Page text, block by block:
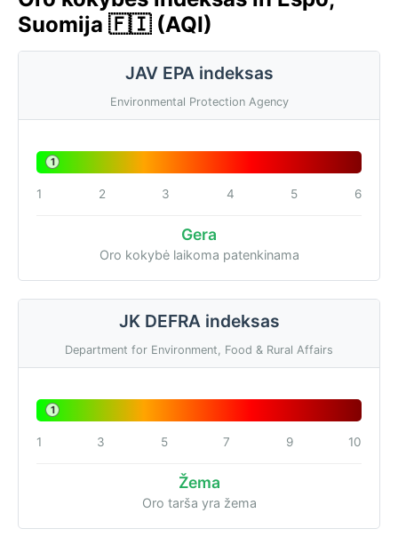
Suomija 🇫🇮 (AQI)
JAV EPA indeksas
Environmental Protection Agency
1
1 2 3 4 5 6
Gera
Oro kokybė laikoma patenkinama
JK DEFRA indeksas
Department for Environment, Food & Rural Affairs
1
1 3 5 7 9 10
Žema
Oro tarša yra žema